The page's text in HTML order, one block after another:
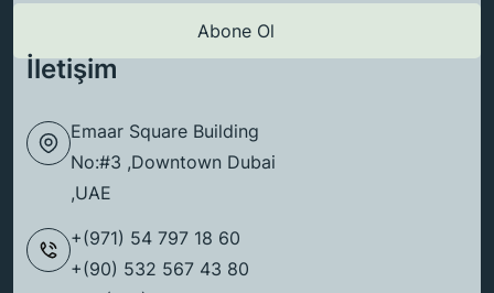
İletişim
Emaar Square Building
No:#3 ,Downtown Dubai
,UAE
+(971) 54 797 18 60
+(90) 532 567 43 80